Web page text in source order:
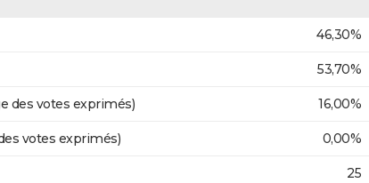
46,30%
53,70%
des votes exprimés) 16,00%
votes exprimés) 0,00%
25